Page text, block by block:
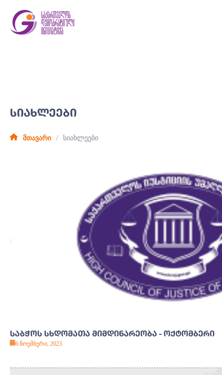
ᲡᲘᲐᲮᲚᲔᲔᲑᲘ
მთავარი სიახლეები
ᲡᲐᲑᲭᲝᲡ ᲡᲮᲓᲝᲛᲐᲗᲐ ᲛᲘᲛᲓᲘᲜᲐᲠᲔᲝᲑᲐ - ᲝᲥᲢᲝᲛᲑᲔᲠᲘ
6 ნოემბერი, 2023